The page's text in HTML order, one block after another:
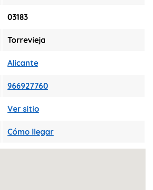
03183
Torrevieja
Alicante
966927760
Ver sitio
Cómo llegar